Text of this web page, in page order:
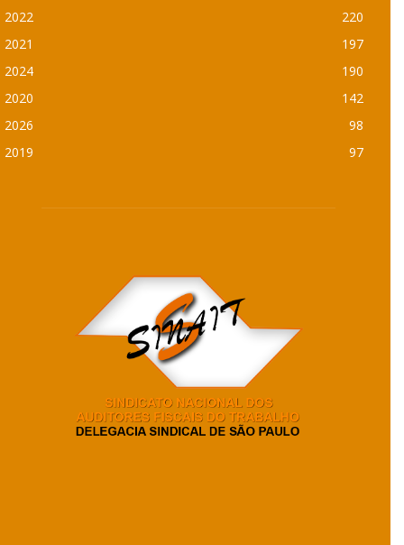
2022
220
2021
197
2024
190
2020
142
2026
98
2019
97